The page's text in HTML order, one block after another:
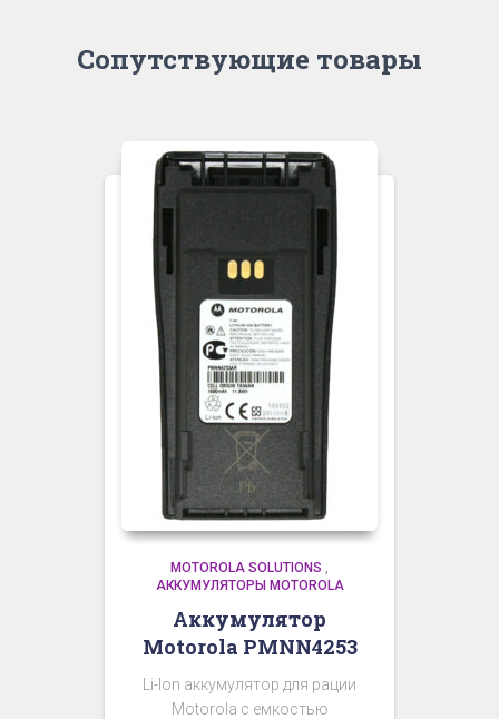
Сопутствующие товары
MOTOROLA SOLUTIONS ,
АККУМУЛЯТОРЫ MOTOROLA
Аккумулятор
Motorola PMNN4253
Li-Ion аккумулятор для рации
Motorola с емкостью